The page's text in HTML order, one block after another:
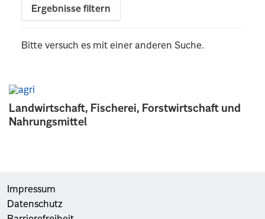
Landwirtschaft, Fischerei, Forstwirtschaft und
Nahrungsmittel
Ergebnisse filtern
Bitte versuch es mit einer anderen Suche.
Impressum
Datenschutz